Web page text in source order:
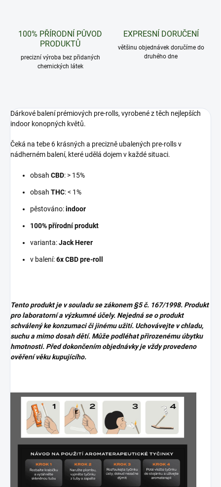
100% PŘÍRODNÍ PŮVOD
PRODUKTŮ
precizní výroba bez přidaných
chemických látek
EXPRESNÍ DORUČENÍ
většinu objednávek doručíme do
druhého dne
Dárkové balení prémiových pre-rolls, vyrobené z těch nejlepších
indoor konopných květů.
Čeká na tebe 6 krásných a precizně ubalených pre-rolls v
nádherném balení, které udělá dojem v každé situaci.
obsah CBD: > 15%
obsah THC: < 1%
pěstováno:indoor
100% přírodní produkt
varianta:Jack Herer
v balení:6x CBD pre-roll
Tento produkt je v souladu se zákonem§5 č. 167/1998. Produkt
pro laboratorní a výzkumné účely. Nejedná se o produkt
schválený ke konzumaci či jinému užití. Uchovávejte v chladu,
suchu a mimo dosah dětí. Může podléhat přirozenému úbytku
hmotnosti. Před dokončením objednávky je vždy provedeno
ověření věku kupujícího.